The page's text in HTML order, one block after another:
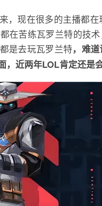
，现在很多的主播都
在苦练瓦罗兰特的技
是去玩瓦罗兰特，难
近两年LOL肯定还是会